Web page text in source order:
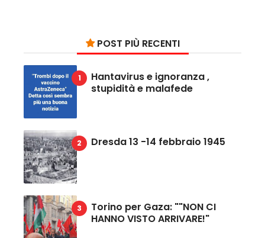
POST PIÙ RECENTI
Hantavirus e ignoranza ,
stupidità e malafede
Dresda 13 -14 febbraio 1945
Torino per Gaza: ""NON CI
HANNO VISTO ARRIVARE!"